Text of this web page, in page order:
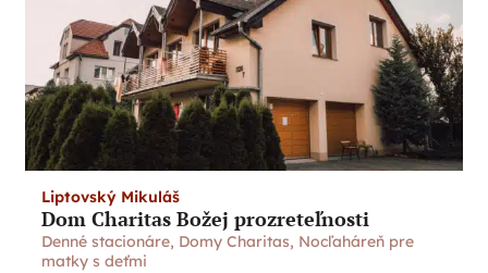
Liptovský Mikuláš
Dom Charitas Božej prozreteľnosti
Denné stacionáre, Domy Charitas, Nocľaháreň pre
matky s deťmi